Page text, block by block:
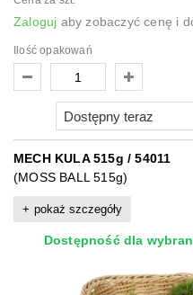
Zaloguj aby zobaczyć cenę i
Ilość opakowań
MECH KULA 515g / 54011
(MOSS BALL 515g)
pokaż szczegóły
Dostępność dla